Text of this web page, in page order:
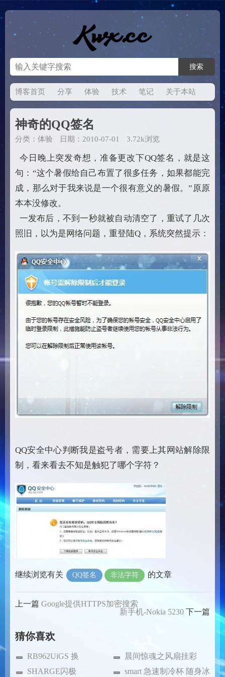
博客首页 分享 体验 技术 笔记 关于本站
神奇的QQ签名
分类： 体验 日期：2010-07-01 3.72k浏览
今日晚上突发奇想，准备更改下QQ签名，就是这
句：“这个暑假给自己布置了很多任务，如果都能完
成，那么对于我来说是一个很有意义的暑假。”原原
本本没修改。
一发布后，不到一秒就被自动清空了，重试了几次
照旧，以为是网络问题，重登陆Q，系统突然提示：
QQ安全中心判断我是盗号者，需要上其网站解除限
制，看来看去不知是触犯了哪个字符？
继续浏览有关 QQ签名 非法字符 的文章
上一篇 Google提供HTTPS加密搜索
新手机-Nokia 5230 下一篇
猜你喜欢
RB962UiGS 换
CCR1009-7G
晨间惊魂之风扇挂彩
SHARGE闪极
smart 急速制冷杯 随身冰